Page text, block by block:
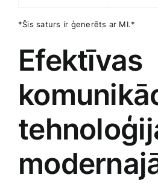
*Šis saturs ir ģenerēts ar MI.*
Efektīvas